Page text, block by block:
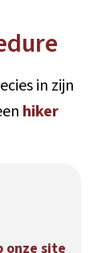
in zijn
hiker
onze site